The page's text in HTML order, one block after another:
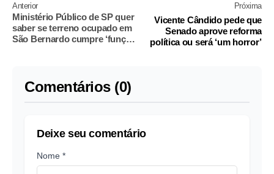
Anterior
Ministério Público de SP quer
saber se terreno ocupado em
São Bernardo cumpre ‘função
Próxima
Vicente Cândido pede que
Senado aprove reforma
política ou será ‘um horror’
Comentários (0)
Deixe seu comentário
Nome *